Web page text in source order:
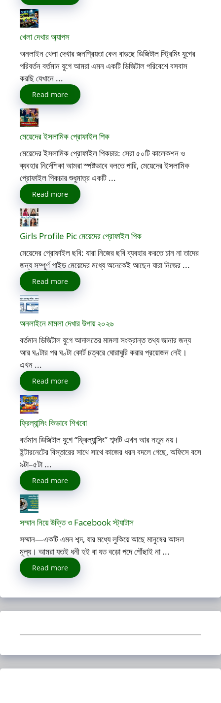
খেলা দেখার অ্যাপস
অনলাইন খেলা দেখার জনপ্রিয়তা কেন বাড়ছে ডিজিটাল স্ট্রিমিং যুগের
পরিবর্তন বর্তমান যুগে আমরা এমন একটি ডিজিটাল পরিবেশে বসবাস
করছি যেখানে ...
Read more
মেয়েদের ইসলামিক প্রোফাইল পিক
মেয়েদের ইসলামিক প্রোফাইল পিকচার: সেরা ৫০টি কালেকশন ও
ব্যবহার নির্দেশিকা আমরা স্পষ্টভাবে বলতে পারি, মেয়েদের ইসলামিক
প্রোফাইল পিকচার শুধুমাত্র একটি ...
Read more
Girls Profile Pic মেয়েদের প্রোফাইল পিক
মেয়েদের প্রোফাইল ছবি: যারা নিজের ছবি ব্যবহার করতে চান না তাদের
জন্য সম্পূর্ণ গাইড মেয়েদের মধ্যে অনেকেই আছেন যারা নিজের ...
Read more
অনলাইনে মামলা দেখার উপায় ২০২৬
বর্তমান ডিজিটাল যুগে আদালতের মামলা সংক্রান্ত তথ্য জানার জন্য
আর ঘণ্টার পর ঘণ্টা কোর্ট চত্বরে ঘোরাঘুরি করার প্রয়োজন নেই।
এখন ...
Read more
ফ্রিল্যান্সিং কিভাবে শিখবো
বর্তমান ডিজিটাল যুগে “ফ্রিল্যান্সিং” শব্দটি এখন আর নতুন নয়।
ইন্টারনেটের বিস্তারের সাথে সাথে কাজের ধরন বদলে গেছে, অফিসে বসে
৯টা–৫টা ...
Read more
সম্মান নিয়ে উক্তি ও Facebook স্ট্যাটাস
সম্মান—একটি এমন শব্দ, যার মধ্যে লুকিয়ে আছে মানুষের আসল
মূল্য। আমরা যতই ধনী হই বা যত বড়ো পদে পৌঁছাই না ...
Read more